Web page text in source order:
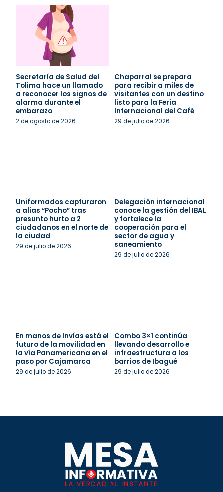
Secretaría de Salud del
Tolima hace un llamado
a reconocer los signos de
alarma durante el
embarazo
2 de agosto de 2026
Chaparral se prepara
para recibir a miles de
visitantes con un destino
listo para la Feria
Internacional del Café
29 de julio de 2026
Uniformados capturaron
a alias “Pocho” tras
presunto hurto a 2
ciudadanos en el norte de
la ciudad
29 de julio de 2026
Delegación internacional
conoce la gestión del IBAL
y fortalece la
cooperación para el
sector de agua y
saneamiento
29 de julio de 2026
En manos de Invías está el
futuro de la movilidad en
la vía Panamericana en el
paso por Cajamarca
29 de julio de 2026
Combo 3×1 continúa
llevando desarrollo e
infraestructura a los
barrios de Ibagué
29 de julio de 2026